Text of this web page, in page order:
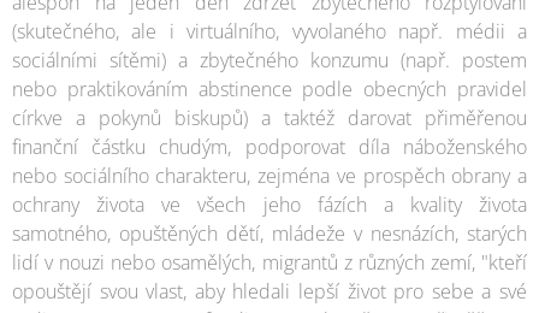
(skutečného, ale i virtuálního, vyvolaného např. médii a
sociálními sítěmi) a zbytečného konzumu (např. postem
nebo praktikováním abstinence podle obecných pravidel
církve a pokynů biskupů) a taktéž darovat přiměřenou
finanční částku chudým, podporovat díla náboženského
nebo sociálního charakteru, zejména ve prospěch obrany a
ochrany života ve všech jeho fázích a kvality života
samotného, opuštěných dětí, mládeže v nesnázích, starých
lidí v nouzi nebo osamělých, migrantů z různých zemí, "kteří
opouštějí svou vlast, aby hledali lepší život pro sebe a své